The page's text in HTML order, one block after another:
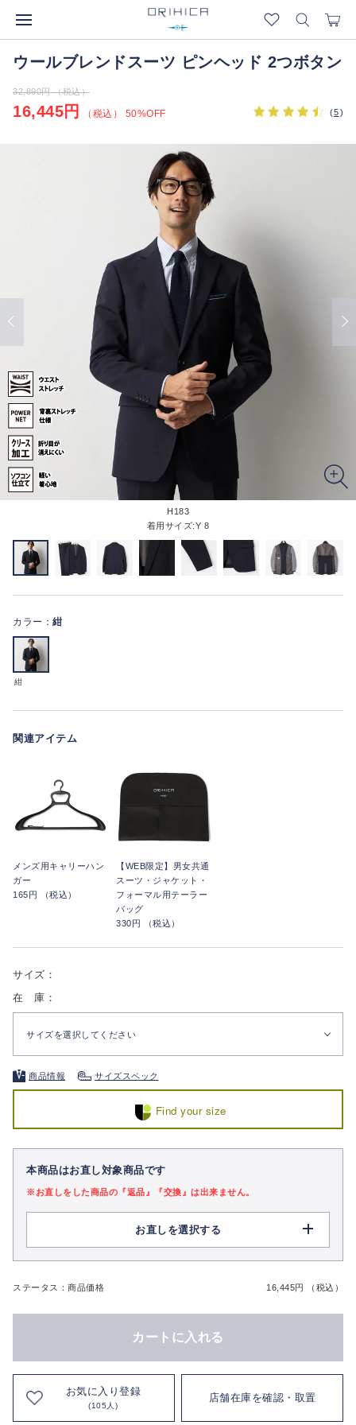
ウールブレンドスーツ ピンヘッド 2つボタン
32,890円 （税込）
16,445円 （税込） 50%OFF (5)
H183
着用サイズ:Y 8
カラー： 紺
紺
関連アイテム
メンズ用キャリーハン
ガー
165円 （税込）
【WEB限定】男女共通
スーツ・ジャケット・
フォーマル用テーラー
バッグ
330円 （税込）
サイズ：
在 庫：
サイズを選択してください
商品情報 サイズスペック
Find your size
本商品はお直し対象商品です
※お直しをした商品の『返品』『交換』は出来ません。
お直しを選択する
ステータス：商品価格 16,445円 （税込）
カートに入れる
お気に入り登録
(105人)
店舗在庫を確認・取置